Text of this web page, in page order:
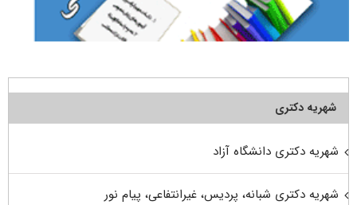
شهریه دکتری
شهریه دکتری دانشگاه آزاد
شهریه دکتری شبانه، پردیس، غیرانتفاعی، پیام نور